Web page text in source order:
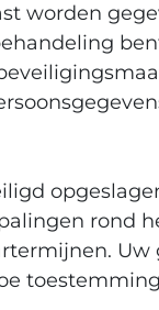
worden
rond
Uw